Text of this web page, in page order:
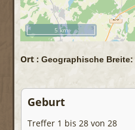
5 km
Ort : Geographische Breite:
Geburt
Treffer 1 bis 28 von 28